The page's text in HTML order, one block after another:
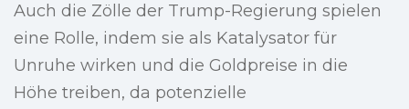
Auch die Zölle der Trump-Regierung spielen
eine Rolle, indem sie als Katalysator für
Unruhe wirken und die Goldpreise in die
Höhe treiben, da potenzielle